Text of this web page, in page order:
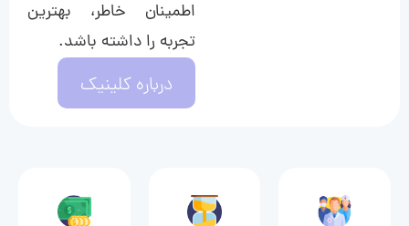
اطمینان خاطر، بهترین
تجربه را داشته باشد.
درباره کلینیک